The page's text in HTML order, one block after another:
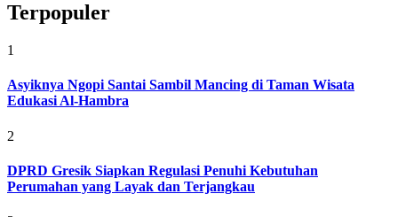
Terpopuler
1
Asyiknya Ngopi Santai Sambil Mancing di Taman Wisata
Edukasi Al-Hambra
2
DPRD Gresik Siapkan Regulasi Penuhi Kebutuhan
Perumahan yang Layak dan Terjangkau